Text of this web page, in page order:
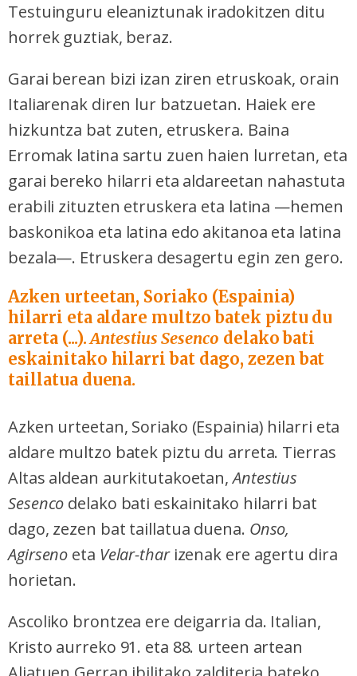
Testuinguru eleaniztunak iradokitzen ditu
horrek guztiak, beraz.
Garai berean bizi izan ziren etruskoak, orain
Italiarenak diren lur batzuetan. Haiek ere
hizkuntza bat zuten, etruskera. Baina
Erromak latina sartu zuen haien lurretan, eta
garai bereko hilarri eta aldareetan nahastuta
erabili zituzten etruskera eta latina —hemen
baskonikoa eta latina edo akitanoa eta latina
bezala—. Etruskera desagertu egin zen gero.
Azken urteetan, Soriako (Espainia)
hilarri eta aldare multzo batek piztu du
arreta (...).Antestius Sesenco delako bati
eskainitako hilarri bat dago, zezen bat
taillatua duena.
Azken urteetan, Soriako (Espainia) hilarri eta
aldare multzo batek piztu du arreta. Tierras
Altas aldean aurkitutakoetan,Antestius
Sesenco delako bati eskainitako hilarri bat
dago, zezen bat taillatua duena. Onso,
Agirseno eta Velar-tharizenak ere agertu dira
horietan.
Ascoliko brontzea ere deigarria da. Italian,
Kristo aurreko 91. eta 88. urteen artean